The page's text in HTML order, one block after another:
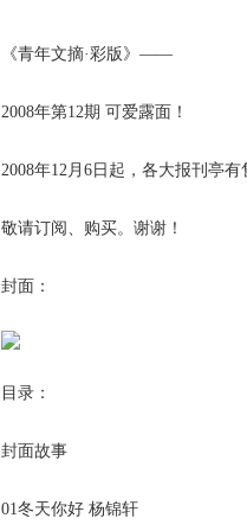
《青年文摘·彩版》——
2008年第12期 可爱露面！
2008年12月6日起，各大报刊亭有
敬请订阅、购买。谢谢！
封面：
目录：
封面故事
01冬天你好 杨锦轩